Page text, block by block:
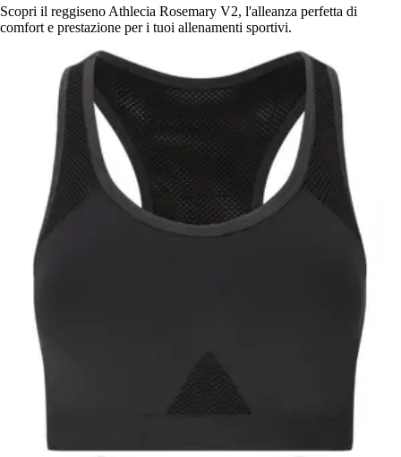
Scopri il reggiseno Athlecia Rosemary V2, l'alleanza perfetta di
comfort e prestazione per i tuoi allenamenti sportivi.